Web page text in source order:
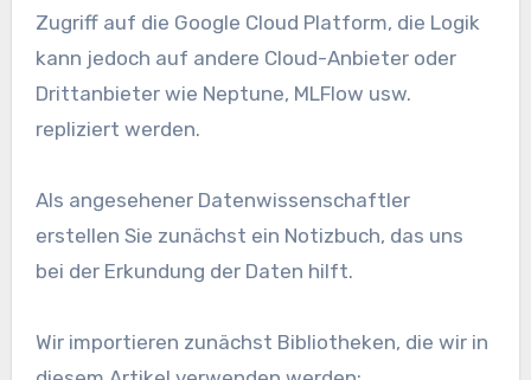
Zugriff auf die Google Cloud Platform, die Logik
kann jedoch auf andere Cloud-Anbieter oder
Drittanbieter wie Neptune, MLFlow usw.
repliziert werden.
Als angesehener Datenwissenschaftler
erstellen Sie zunächst ein Notizbuch, das uns
bei der Erkundung der Daten hilft.
Wir importieren zunächst Bibliotheken, die wir in